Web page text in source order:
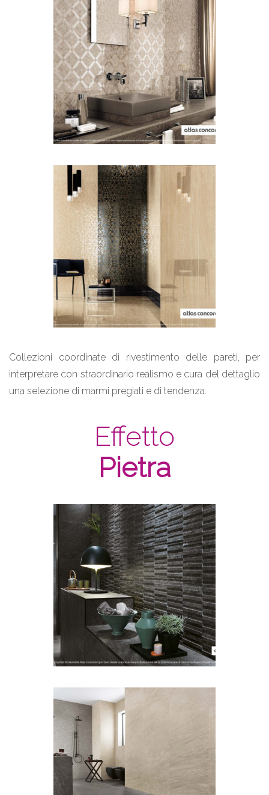
Collezioni coordinate di rivestimento delle pareti, per
interpretare con straordinario realismo e cura del dettaglio
una selezione di marmi pregiati e di tendenza.
Effetto
Pietra